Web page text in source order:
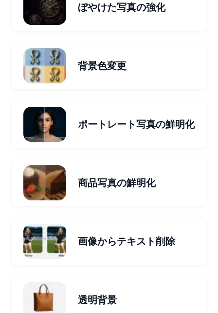
ぼやけた写真の強化
背景色変更
ポートレート写真の鮮明化
商品写真の鮮明化
画像からテキスト削除
透明背景